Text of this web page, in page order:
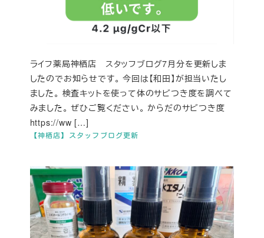
【神栖店】スタッフブログ更新
ライフ薬局神栖店 スタッフブログ7月分を更新しま
したのでお知らせです。 今回は【和田】が担当いたし
ました。 検査キットを使って体のサビつき度を調べて
みました。 ぜひご覧ください。 からだのサビつき度
https://ww […]